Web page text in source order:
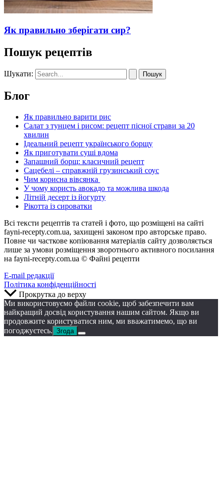
Як правильно зберігати сир?
Пошук рецептів
Шукати:
Блог
Як правильно варити рис
Салат з тунцем і рисом: рецепт пісної страви за 20
хвилин
Ідеальний рецепт українського борщу
Як приготувати суші вдома
Запашний борщ: класичний рецепт
Сацебелі – справжній грузинський соус
Чим корисна вівсянка
У чому користь авокадо та можлива шкода
Літній десерт із йогурту
Рікотта із сироватки
Всі тексти рецептів та статей і фото, що розміщені на сайті
fayni-recepty.com.ua, захищені законом про авторське право.
Повне чи часткове копіювання матеріалів сайту дозволяється
лише за умови розміщення зворотнього активного посилання
на fayni-recepty.com.ua © Файні рецепти
E-mail редакції
Політика конфіденційності
Прокрутка до верху
Ми використовуємо файли cookie, щоб забезпечити вам
найкращий досвід користування нашим сайтом. Якщо ви
продовжите користуватися ним, ми вважатимемо, що ви
погоджуєтесь. Згода